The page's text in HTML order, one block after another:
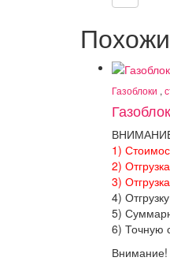
Газоблоки ,
1)
2)
3)
4)
5)
6) Точную
Внимание!